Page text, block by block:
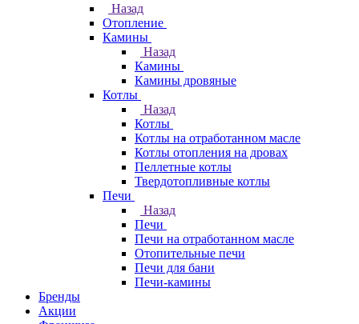
Назад
Отопление
Камины
Назад
Камины
Камины дровяные
Котлы
Назад
Котлы
Котлы на отработанном масле
Котлы отопления на дровах
Пеллетные котлы
Твердотопливные котлы
Печи
Назад
Печи
Печи на отработанном масле
Отопительные печи
Печи для бани
Печи-камины
Бренды
Акции